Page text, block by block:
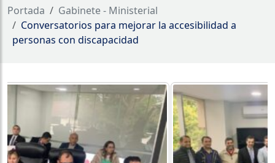
Portada
Gabinete - Ministerial
Conversatorios para mejorar la accesibilidad a
personas con discapacidad